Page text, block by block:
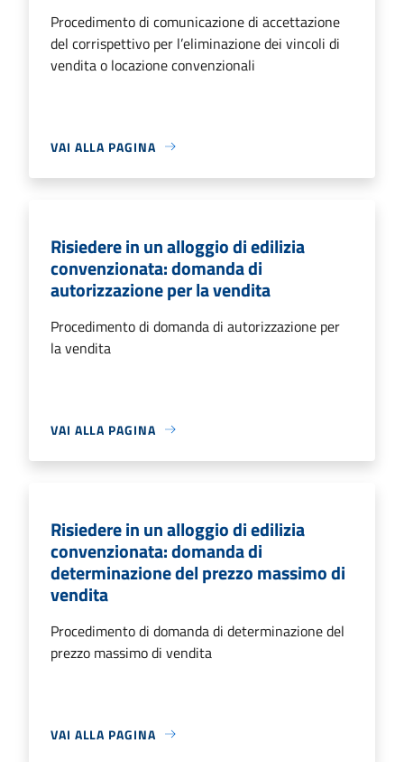
Procedimento di comunicazione di accettazione
del corrispettivo per l’eliminazione dei vincoli di
vendita o locazione convenzionali
VAI ALLA PAGINA
Risiedere in un alloggio di edilizia
convenzionata: domanda di
autorizzazione per la vendita
Procedimento di domanda di autorizzazione per
la vendita
VAI ALLA PAGINA
Risiedere in un alloggio di edilizia
convenzionata: domanda di
determinazione del prezzo massimo di
vendita
Procedimento di domanda di determinazione del
prezzo massimo di vendita
VAI ALLA PAGINA